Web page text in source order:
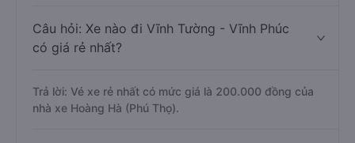
Câu hỏi: Xe nào đi Vĩnh Tường - Vĩnh Phúc
có giá rẻ nhất?
Trả lời: Vé xe rẻ nhất có mức giá là 200.000 đồng của
nhà xe Hoàng Hà (Phú Thọ).